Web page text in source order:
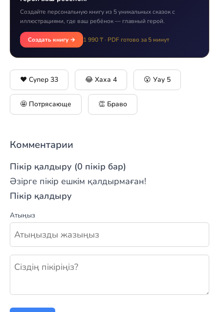
Создайте персональную книгу из 5 уникальных сказок с
иллюстрациями, где ваш ребёнок — главный герой.
Создать книгу → 1 990 ₸ · PDF готово за 5 минут
❤️ Супер 33 😂 Хаха 4 😮 Уау 5
🤩 Потрясающе 👏 Браво
Комментарии
Пікір қалдыру (0 пікір бар)
Әзірге пікір ешкім қалдырмаған!
Пікір қалдыру
Атыңыз
Жаңа пікір қалдыру